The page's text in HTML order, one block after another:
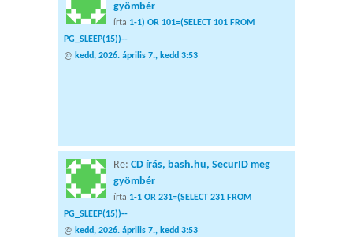
gyömbér
írta 1-1) OR 101=(SELECT 101 FROM
PG_SLEEP(15))--
@ kedd, 2026. április 7., kedd 3:53
Re: CD írás, bash.hu, SecurID meg
gyömbér
írta 1-1 OR 231=(SELECT 231 FROM
PG_SLEEP(15))--
@ kedd, 2026. április 7., kedd 3:53